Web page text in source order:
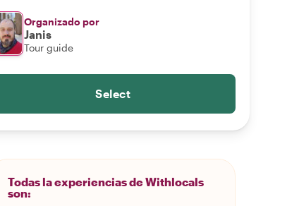
Organizado por
Janis
Tour guide
Select
Todas la experiencias de Withlocals
son: